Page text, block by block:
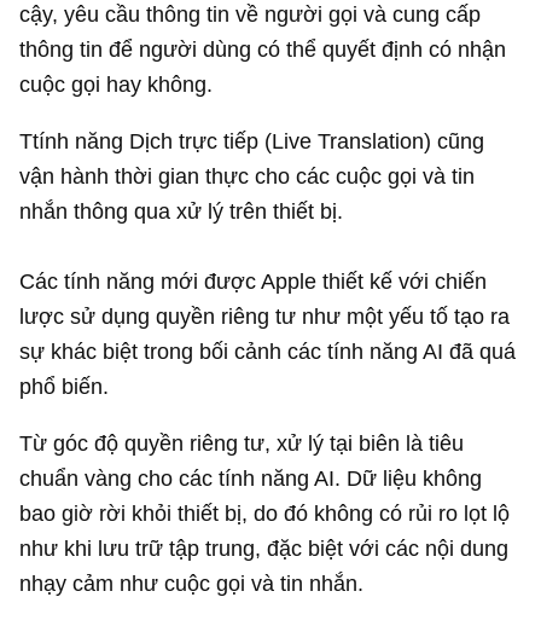
cậy, yêu cầu thông tin về người gọi và cung cấp
thông tin để người dùng có thể quyết định có nhận
cuộc gọi hay không.
Ttính năng Dịch trực tiếp (Live Translation) cũng
vận hành thời gian thực cho các cuộc gọi và tin
nhắn thông qua xử lý trên thiết bị.
Các tính năng mới được Apple thiết kế với chiến
lược sử dụng quyền riêng tư như một yếu tố tạo ra
sự khác biệt trong bối cảnh các tính năng AI đã quá
phổ biến.
Từ góc độ quyền riêng tư, xử lý tại biên là tiêu
chuẩn vàng cho các tính năng AI. Dữ liệu không
bao giờ rời khỏi thiết bị, do đó không có rủi ro lọt lộ
như khi lưu trữ tập trung, đặc biệt với các nội dung
nhạy cảm như cuộc gọi và tin nhắn.